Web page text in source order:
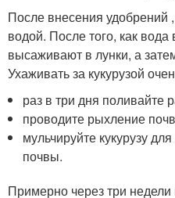
После внесения удобрений
водой. После того, как вода
высаживают в лунки, а
Ухаживать за кукурузой
раз в три дня поливайте
проводите рыхление
мульчируйте кукурузу
почвы.
Примерно через три